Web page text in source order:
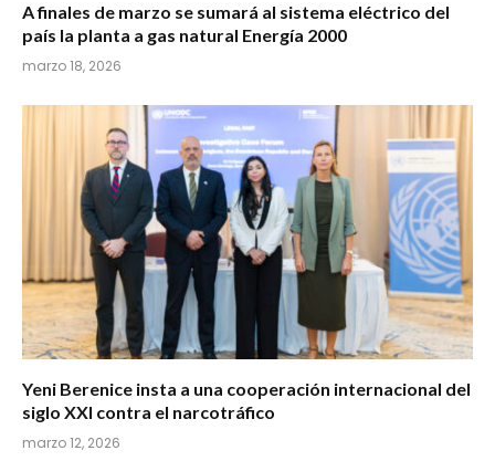
A finales de marzo se sumará al sistema eléctrico del
país la planta a gas natural Energía 2000
marzo 18, 2026
Yeni Berenice insta a una cooperación internacional del
siglo XXI contra el narcotráfico
marzo 12, 2026